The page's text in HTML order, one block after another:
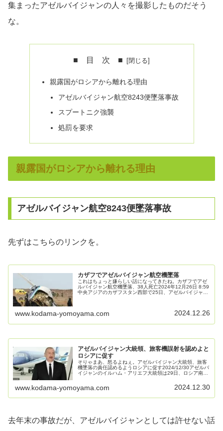
集まったアゼルバイジャンの人々を撮影したものだそう
な。
■ 目 次 ■
親露国がロシアから離れる理由
アゼルバイジャン航空8243便墜落事故
スプートニク強襲
処罰を要求
親露国がロシアから離れる理由
アゼルバイジャン航空8243便墜落事故
先ずはこちらのリンクを。
カザフでアゼルバイジャン航空機墜落
これはちょっと嫌らしい話になってきたね。カザフでアゼ
ルバイジャン航空機墜落、38人死亡2024年12月26日 8:59
中央アジアのカザフスタン西部で25日、アゼルバイジャン
www.kodama-yomoyama.com 2024.12.26
アゼルバイジャン大統領、旅客機誤射を認めよと
ロシアに促す
そりゃまあ、怒るよねぇ。アゼルバイジャン大統領、旅客
機墜落の責任認めるようロシアに促す2024/12/30アゼルバ
イジャンのイルハム・アリエフ大統領は29日、ロシア南部
www.kodama-yomoyama.com 2024.12.30
去年末の事故だが、アゼルバイジャンとしては許せない話